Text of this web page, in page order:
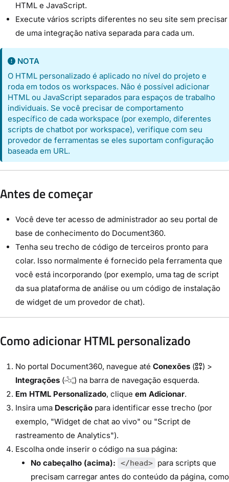
HTML e JavaScript.
Execute vários scripts diferentes no seu site sem precisar
de uma integração nativa separada para cada um.
NOTA
O HTML personalizado é aplicado no nível do projeto e
roda em todos os workspaces. Não é possível adicionar
HTML ou JavaScript separados para espaços de trabalho
individuais. Se você precisar de comportamento
específico de cada workspace (por exemplo, diferentes
scripts de chatbot por workspace), verifique com seu
provedor de ferramentas se eles suportam configuração
baseada em URL.
Antes de começar
Você deve ter acesso de administrador ao seu portal de
base de conhecimento do Document360.
Tenha seu trecho de código de terceiros pronto para
colar. Isso normalmente é fornecido pela ferramenta que
você está incorporando (por exemplo, uma tag de script
da sua plataforma de análise ou um código de instalação
de widget de um provedor de chat).
Como adicionar HTML personalizado
No portal Document360, navegue até Conexões (
) >
Integrações (
) na barra de navegação esquerda.
Em HTML Personalizado, clique em Adicionar.
Insira uma Descrição para identificar esse trecho (por
exemplo, "Widget de chat ao vivo" ou "Script de
rastreamento de Analytics").
Escolha onde inserir o código na sua página:
No cabeçalho (acima):
</head> para scripts que
precisam carregar antes do conteúdo da página, como